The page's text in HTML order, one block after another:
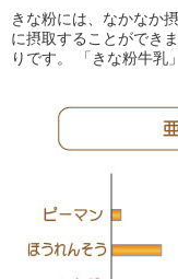
きな粉には、なかなか
に摂取することができ
りです。 「きな粉牛乳